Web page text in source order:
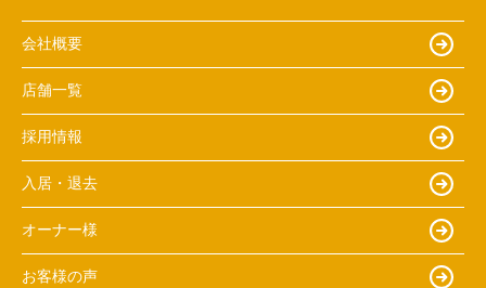
会社概要
店舗一覧
採用情報
入居・退去
オーナー様
お客様の声